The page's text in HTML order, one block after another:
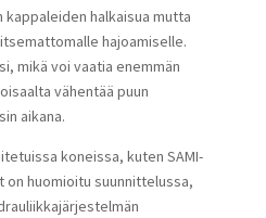
halkaisua mutta
hajoamiselle.
mikä voi vaatia enemmän
vähentää puun
aikana.
koneissa, kuten SAMI-
huomioitu suunnittelussa,